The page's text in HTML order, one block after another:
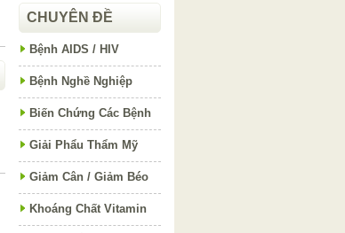
CHUYÊN ĐỀ
Bệnh AIDS / HIV
Bệnh Nghề Nghiệp
Biến Chứng Các Bệnh
Giải Phẩu Thẩm Mỹ
Giảm Cân / Giảm Béo
Khoáng Chất Vitamin